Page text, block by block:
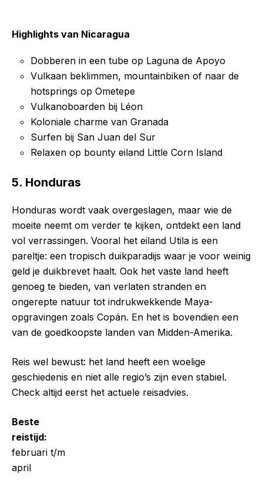
Highlights van Nicaragua
Dobberen in een tube op Laguna de Apoyo
Vulkaan beklimmen, mountainbiken of naar de
hotsprings op Ometepe
Vulkanoboarden bij Léon
Koloniale charme van Granada
Surfen bij San Juan del Sur
Relaxen op bounty eiland Little Corn Island
5. Honduras
Honduras wordt vaak overgeslagen, maar wie de
moeite neemt om verder te kijken, ontdekt een land
vol verrassingen. Vooral het eiland Utila is een
pareltje: een tropisch duikparadijs waar je voor weinig
geld je duikbrevet haalt. Ook het vaste land heeft
genoeg te bieden, van verlaten stranden en
ongerepte natuur tot indrukwekkende Maya-
opgravingen zoals Copán. En het is bovendien een
van de goedkoopste landen van Midden-Amerika.
Reis wel bewust: het land heeft een woelige
geschiedenis en niet alle regio’s zijn even stabiel.
Check altijd eerst het actuele reisadvies.
Beste
reistijd:
februari t/m
april